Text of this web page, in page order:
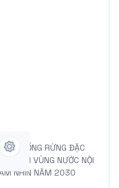
HỆ THỐNG RỪNG ĐẶC
TỒN VÙNG NƯỚC NỘI
NHÌN NĂM 2030